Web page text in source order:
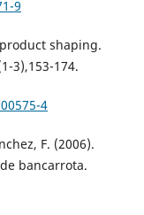
9
shaping.
3),153-174.
4
F. (2006).
bancarrota.